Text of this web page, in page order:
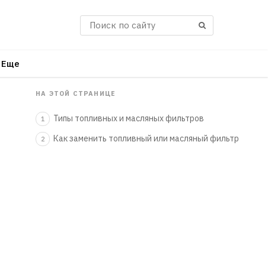
Поиск
Еще
НА ЭТОЙ СТРАНИЦЕ
1 Типы топливных и масляных фильтров
2 Как заменить топливный или масляный фильтр